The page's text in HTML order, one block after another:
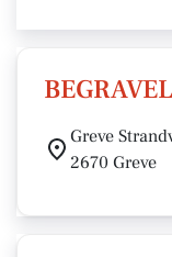
Greve
2670 Greve